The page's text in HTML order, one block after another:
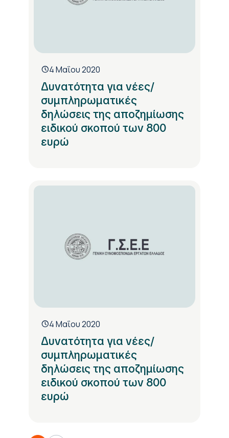
4 Μαΐου 2020
Δυνατότητα για νέες/
συμπληρωματικές
δηλώσεις της αποζημίωσης
ειδικού σκοπού των 800
ευρώ
4 Μαΐου 2020
Δυνατότητα για νέες/
συμπληρωματικές
δηλώσεις της αποζημίωσης
ειδικού σκοπού των 800
ευρώ